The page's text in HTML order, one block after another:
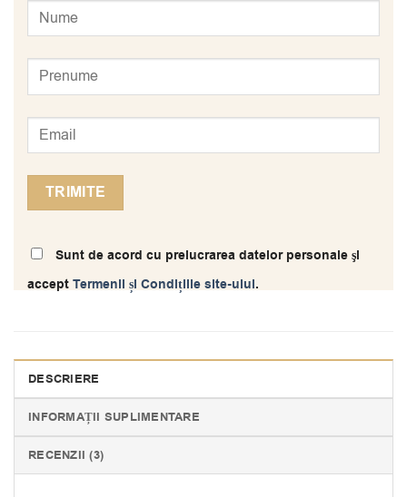
Sunt de acord cu prelucrarea datelor personale şi
acceptTermenii și Condițiile site-ului.
DESCRIERE
INFORMAȚII SUPLIMENTARE
RECENZII (3)